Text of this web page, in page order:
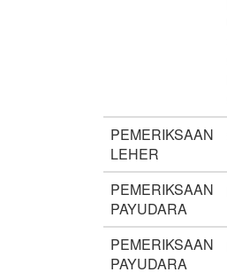
PEMERIKSAAN
LEHER
PEMERIKSAAN
PAYUDARA
PEMERIKSAAN
PAYUDARA